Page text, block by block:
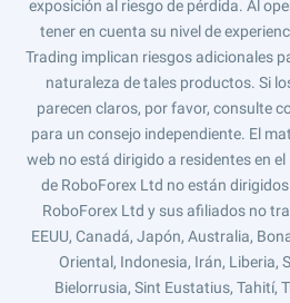
exposición al riesgo de pérdida. Al
tener en cuenta su nivel de
Trading implican riesgos adicionales
naturaleza de tales productos. Si
parecen claros, por favor, consulte
para un consejo independiente. El
web no está dirigido a residentes en
de RoboForex Ltd no están
RoboForex Ltd y sus afiliados no
EEUU, Canadá, Japón, Australia,
Oriental, Indonesia, Irán, Liberia,
Bielorrusia, Sint Eustatius, Tahití,